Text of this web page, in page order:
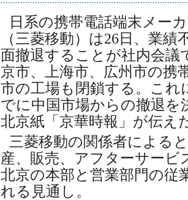
日系の携帯電話端末メー
（三菱移動）は26日、業
面撤退することが社内会議
京市、上海市、広州市の携
市の工場も閉鎖する。これ
でに中国市場からの撤退を
北京紙「京華時報」が伝え
三菱移動の関係者による
産、販売、アフターサービ
北京の本部と営業部門の従
れる見通し。